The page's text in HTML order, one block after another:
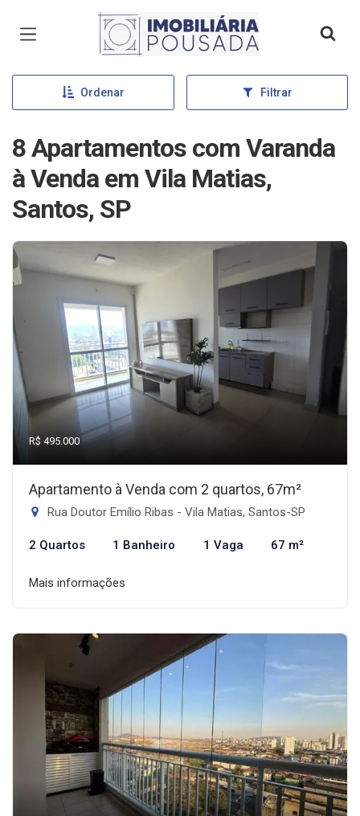
Página inicial
Ordenar Filtrar
8 Apartamentos com Varanda
à Venda em Vila Matias,
Santos, SP
R$ 495.000
Apartamento à Venda com 2 quartos, 67m²
Rua Doutor Emílio Ribas - Vila Matias, Santos-SP
2 Quartos 1 Banheiro 1 Vaga 67 m²
Mais informações